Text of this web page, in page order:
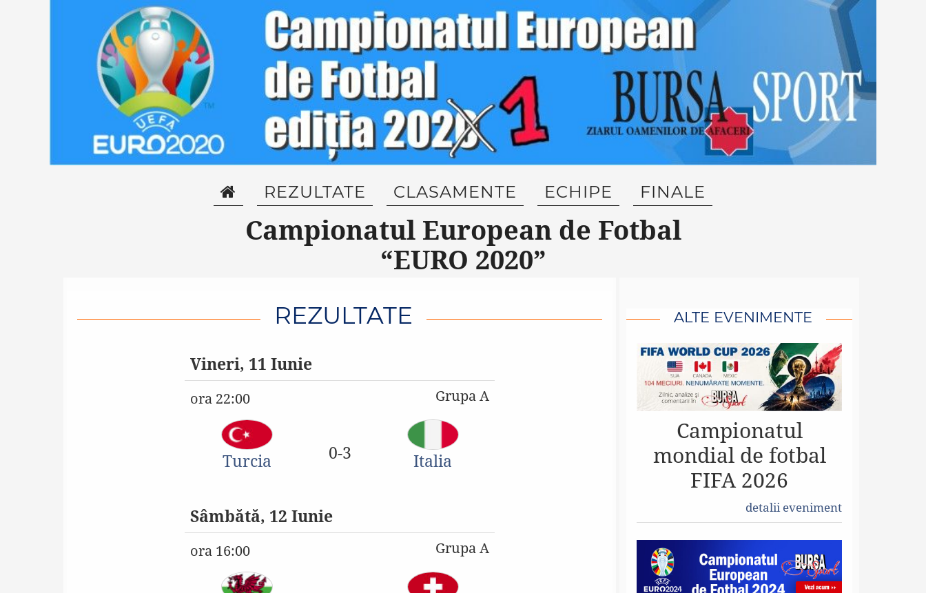
REZULTATE CLASAMENTE ECHIPE FINALE
Campionatul European de Fotbal
“EURO 2020”
REZULTATE
Vineri, 11 Iunie
ora 22:00 Grupa A
Turcia 0-3 Italia
Sâmbătă, 12 Iunie
ora 16:00 Grupa A
ALTE EVENIMENTE
Campionatul
mondial de fotbal
FIFA 2026
detalii eveniment